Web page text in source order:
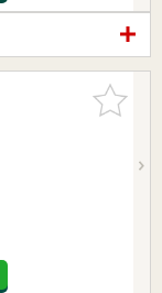
お気に入
りに追加